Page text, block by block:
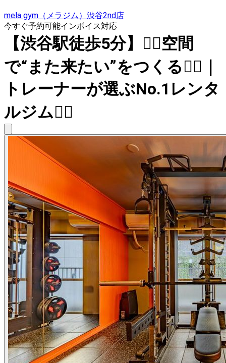
mela gym（メラジム）渋谷2nd店
今すぐ予約可能インボイス対応
【渋谷駅徒歩5分】❤️‍🔥空間
で“また来たい”をつくる❤️‍🔥｜
トレーナーが選ぶNo.1レンタ
ルジム🏋️‍♀️